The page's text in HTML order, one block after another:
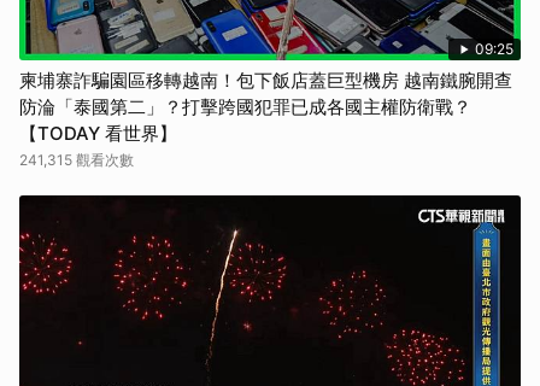
09:25
柬埔寨詐騙園區移轉越南！包下飯店蓋巨型機房 越南鐵腕開查
防淪「泰國第二」？打擊跨國犯罪已成各國主權防衛戰？
【TODAY 看世界】
241,315 觀看次數